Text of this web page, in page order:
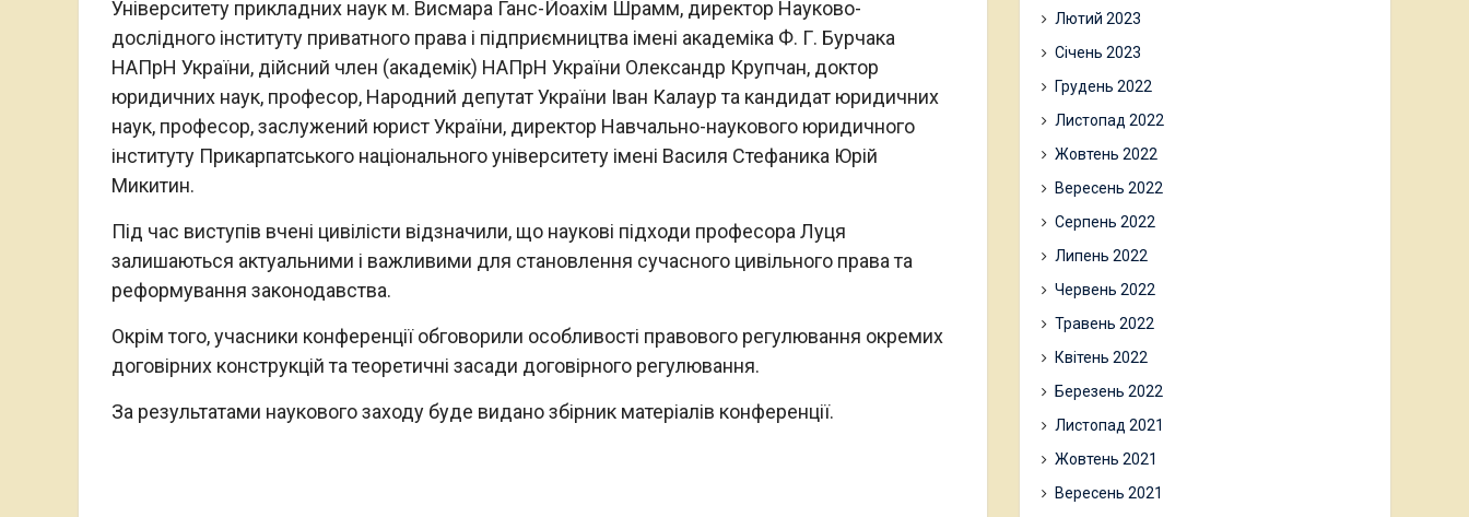
Університету прикладних наук м. Висмара Ганс-Йоахім Шрамм, директор Науково-
дослідного інституту приватного права і підприємництва імені академіка Ф. Г. Бурчака
НАПрН України, дійсний член (академік) НАПрН України Олександр Крупчан, доктор
юридичних наук, професор, Народний депутат України Іван Калаур та кандидат юридичних
наук, професор, заслужений юрист України, директор Навчально-наукового юридичного
інституту Прикарпатського національного університету імені Василя Стефаника Юрій
Микитин.
Під час виступів вчені цивілісти відзначили, що наукові підходи професора Луця
залишаються актуальними і важливими для становлення сучасного цивільного права та
реформування законодавства.
Окрім того, учасники конференції обговорили особливості правового регулювання окремих
договірних конструкцій та теоретичні засади договірного регулювання.
За результатами наукового заходу буде видано збірник матеріалів конференції.
Лютий 2023
Січень 2023
Грудень 2022
Листопад 2022
Жовтень 2022
Вересень 2022
Серпень 2022
Липень 2022
Червень 2022
Травень 2022
Квітень 2022
Березень 2022
Листопад 2021
Жовтень 2021
Вересень 2021